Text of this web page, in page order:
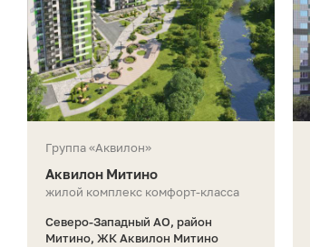
Группа «Аквилон»
Аквилон Митино
жилой комплекс комфорт-класса
Северо-Западный АО, район
Митино, ЖК Аквилон Митино